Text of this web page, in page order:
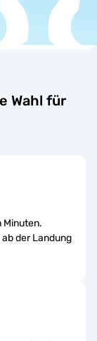
Wahl für
Minuten.
der Landung